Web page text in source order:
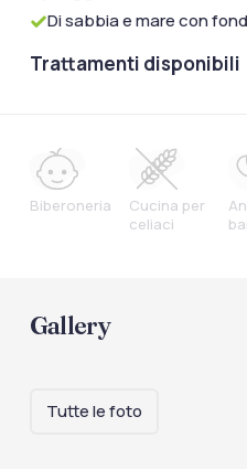
Di sabbia e mare con
Trattamenti disponibili
Biberoneria
Cucina per
celiaci
Gallery
Tutte le foto